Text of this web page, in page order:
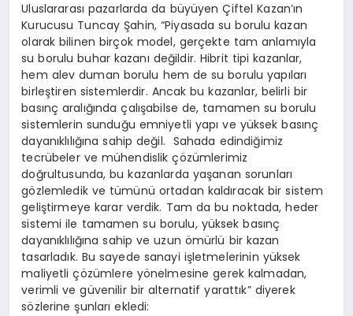
Uluslararası pazarlarda da büyüyen Çiftel Kazan’ın
Kurucusu Tuncay Şahin, “Piyasada su borulu kazan
olarak bilinen birçok model, gerçekte tam anlamıyla
su borulu buhar kazanı değildir. Hibrit tipi kazanlar,
hem alev duman borulu hem de su borulu yapıları
birleştiren sistemlerdir. Ancak bu kazanlar, belirli bir
basınç aralığında çalışabilse de, tamamen su borulu
sistemlerin sunduğu emniyetli yapı ve yüksek basınç
dayanıklılığına sahip değil. Sahada edindiğimiz
tecrübeler ve mühendislik çözümlerimiz
doğrultusunda, bu kazanlarda yaşanan sorunları
gözlemledik ve tümünü ortadan kaldıracak bir sistem
geliştirmeye karar verdik. Tam da bu noktada, heder
sistemi ile tamamen su borulu, yüksek basınç
dayanıklılığına sahip ve uzun ömürlü bir kazan
tasarladık. Bu sayede sanayi işletmelerinin yüksek
maliyetli çözümlere yönelmesine gerek kalmadan,
verimli ve güvenilir bir alternatif yarattık” diyerek
sözlerine şunları ekledi: